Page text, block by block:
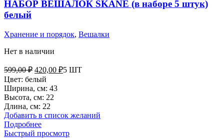
НАБОР ВЕШАЛОК SKANE (в наборе 5 штук)
белый
Хранение и порядок, Вешалки
Нет в наличии
599,00₽ Первоначальная
цена
составляла
599,00 ₽.
420,00 ₽Текущая
5 ШТ
Цвет: белый
Ширина, см: 43
Высота, см: 22
Длина, см: 22
Добавить в список желаний
Подробнее
Быстрый просмотр